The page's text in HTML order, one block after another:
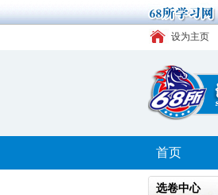
设为主页
首页
选卷中心